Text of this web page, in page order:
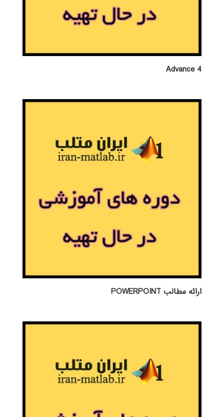
Advance 4
ارائه مطالب POWERPOINT